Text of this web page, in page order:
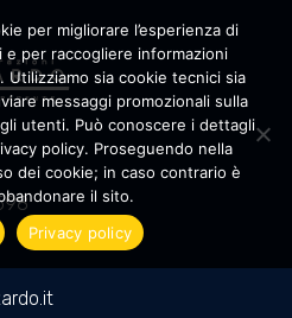
per migliorare l’esperienza di
per raccogliere informazioni
Utilizziamo sia cookie tecnici sia
messaggi promozionali sulla
utenti. Può conoscere i dettagli
policy. Proseguendo nella
dei cookie; in caso contrario è
il sito.
Privacy policy